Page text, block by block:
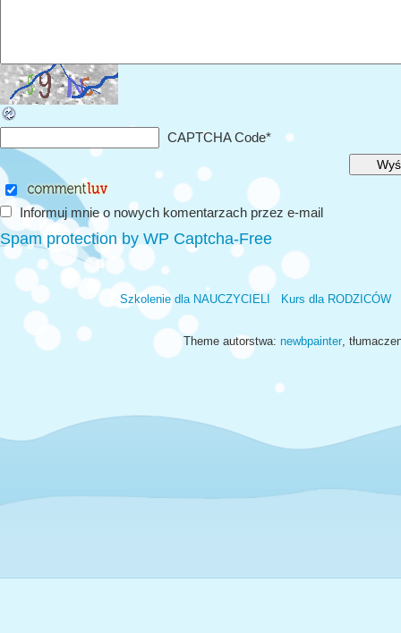
CAPTCHA Code*
Informuj mnie o nowych komentarzach przez e-mail
Spam protection by WP Captcha-Free
Szkolenie dla NAUCZYCIELI Kurs dla RODZICÓW
Theme autorstwa: newbpainter ,